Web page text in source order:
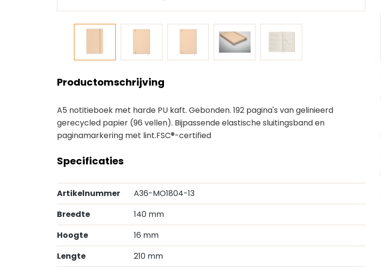
Productomschrijving
A5 notitieboek met harde PU kaft. Gebonden. 192 pagina's van gelinieerd
gerecycled papier (96 vellen). Bijpassende elastische sluitingsband en
paginamarkering met lint.FSC®-certified
Specificaties
Artikelnummer
A36-MO1804-13
Breedte
140 mm
Hoogte
16 mm
Lengte
210 mm